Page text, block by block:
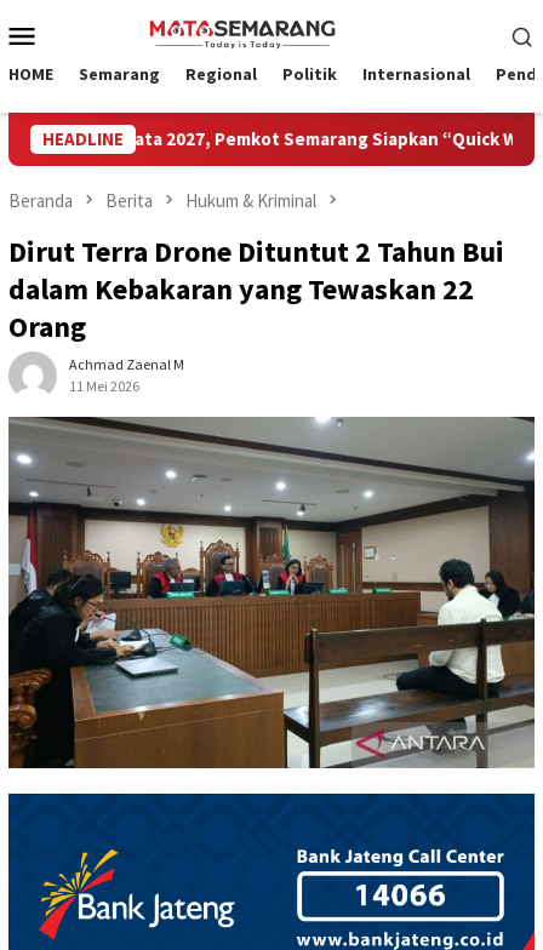
ke
Mobile
HOME Semarang Regional Politik Internasional
HEADLINE2027, Pemkot Semarang Siapkan “Quick Win” dan
Beranda Berita Hukum & Kriminal
Dirut Terra Drone Dituntut 2 Tahun Bui
dalam Kebakaran yang Tewaskan 22
Orang
Achmad Zaenal M
11 Mei 2026